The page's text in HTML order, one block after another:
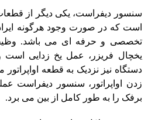
سنسور دیفراست، یکی دیگر از
است که در صورت وجود هرگونه
تخصصی و حرفه‌ ای می‌ باشد.
یخچال فریزر، عمل یخ زدایی است
دستگاه نیز نزدیک به قطعه
زدن اواپراتور، سنسور دیفراست
برفک را به‌ طور کامل از بین می‌ برد.